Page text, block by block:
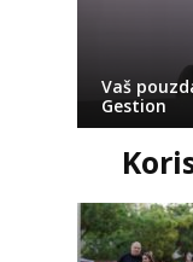
Vaš
Gestion